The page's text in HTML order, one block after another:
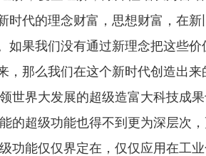
时代的理念财富，思想财富，在
如果我们没有通过新理念把这些
，那么我们在这个新时代创造出
世界大发展的超级造富大科技成
的超级功能也得不到更为深层次
功能仅仅界定在，仅仅应用在工